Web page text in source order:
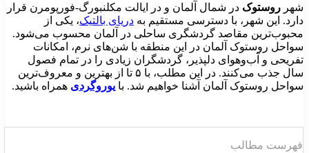
روستوکدر شمال آلمان و در ایالت مکلنبورگ-فورپومرن قرار
این شهر، با دسترسی مستقیم بهدریای بالتیک، یکی از
مقاصد گردشگری ساحلی در آلمان محسوب می‌شود.
روستوک آلمان در این منطقه با شن‌های نرم، امکانات
و آب‌وهوای دلپذیر، گردشگران زیادی را در تمام فصول
سال جذب می‌کنند. در این مطلب، با ۵ تا از بهترین و معروف‌ترین
روستوک آلمان آشنا خواهیم شد. با یوروگردیهمراه باشید.
مطالب